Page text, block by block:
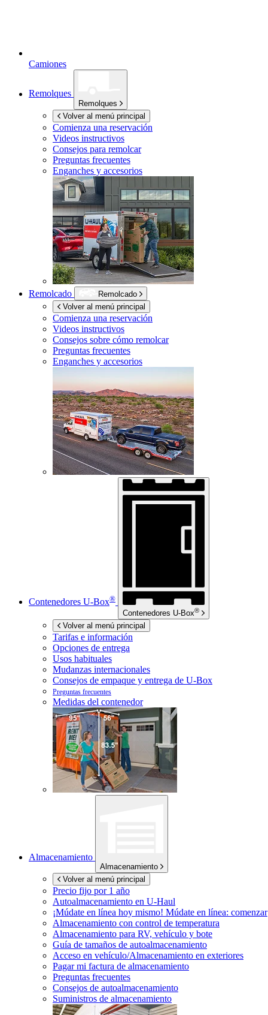
Camiones
Remolques
Remolques
Volver al menú principal
Comienza una reservación
Videos instructivos
Consejos para remolcar
Preguntas frecuentes
Enganches y accesorios
Remolcado
Remolcado
Volver al menú principal
Comienza una reservación
Videos instructivos
Consejos sobre cómo remolcar
Preguntas frecuentes
Enganches y accesorios
Contenedores U-Box®
Contenedores U-Box®
Volver al menú principal
Tarifas e información
Opciones de entrega
Usos habituales
Mudanzas internacionales
Consejos de empaque y entrega de U-Box
Preguntas frecuentes
Medidas del contenedor
Almacenamiento
Almacenamiento
Volver al menú principal
Precio fijo por 1 año
Autoalmacenamiento en U-Haul
¡Múdate en línea hoy mismo! Múdate en línea: comenzar
Almacenamiento con control de temperatura
Almacenamiento para RV, vehículo y bote
Guía de tamaños de autoalmacenamiento
Acceso en vehículo/Almacenamiento en exteriores
Pagar mi factura de almacenamiento
Preguntas frecuentes
Consejos de autoalmacenamiento
Suministros de almacenamiento